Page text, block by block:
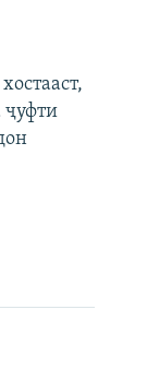
ҷуфти